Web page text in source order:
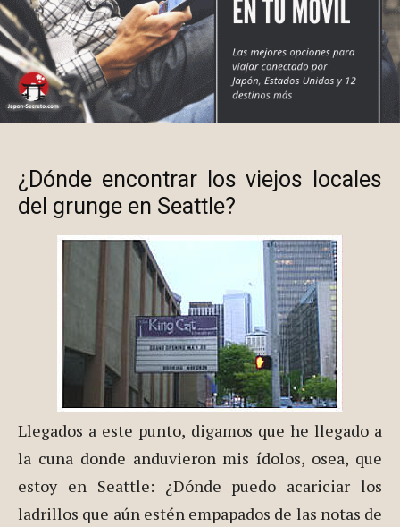
¿Dónde encontrar los viejos locales
del grunge en Seattle?
Llegados a este punto, digamos que he llegado a
la cuna donde anduvieron mis ídolos, osea, que
estoy en Seattle: ¿Dónde puedo acariciar los
ladrillos que aún estén empapados de las notas de